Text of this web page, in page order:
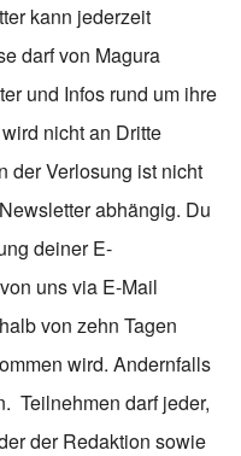
kann jederzeit
darf von Magura
und Infos rund um ihre
nicht an Dritte
der Verlosung ist nicht
abhängig. Du
deiner E-
uns via E-Mail
von zehn Tagen
wird. Andernfalls
Teilnehmen darf jeder,
der Redaktion sowie